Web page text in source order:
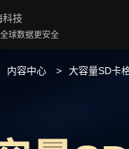
科技
球数据更安全
内容中心 大容量SD卡